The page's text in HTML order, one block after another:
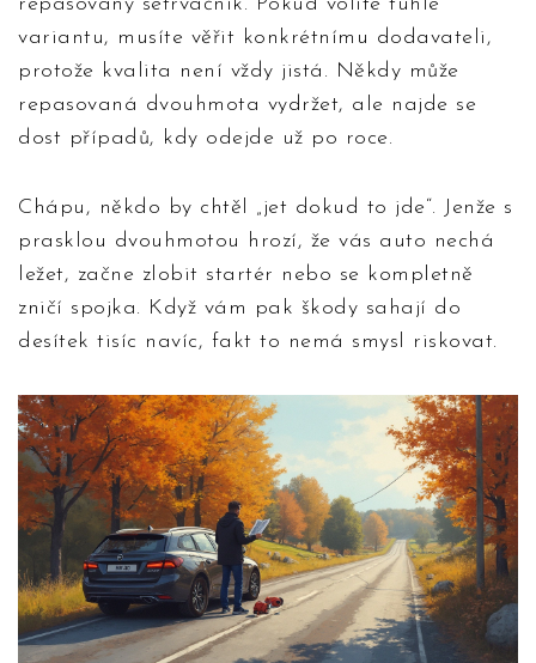
variantu, musíte věřit konkrétnímu dodavateli,
protože kvalita není vždy jistá. Někdy může
repasovaná dvouhmota vydržet, ale najde se
dost případů, kdy odejde už po roce.
Chápu, někdo by chtěl „jet dokud to jde“. Jenže s
prasklou dvouhmotou hrozí, že vás auto nechá
ležet, začne zlobit startér nebo se kompletně
zničí spojka. Když vám pak škody sahají do
desítek tisíc navíc, fakt to nemá smysl riskovat.